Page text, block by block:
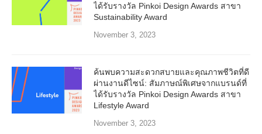
ได้รับรางวัล Pinkoi Design Awards สาขา
Sustainability Award
November 3, 2023
ค้นพบความสะดวกสบายและคุณภาพชีวิตที่ดี
ผ่านงานดีไซน์: สัมภาษณ์พิเศษจากแบรนด์ที่
ได้รับรางวัล Pinkoi Design Awards สาขา
Lifestyle Award
November 3, 2023